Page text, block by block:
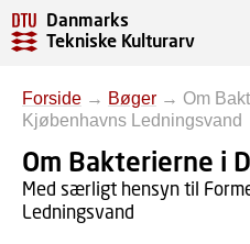
Danmarks
Tekniske Kulturarv
Forside → Bøger → Om
Kjøbenhavns Ledningsvand
Om Bakterierne i
Med særligt hensyn til
Ledningsvand